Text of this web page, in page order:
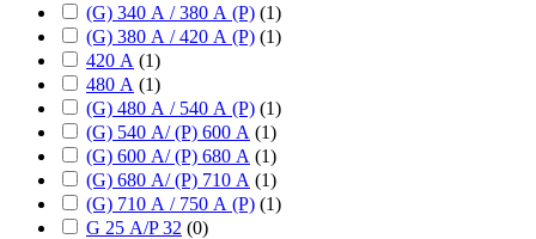
(G) 340 А / 380 А (P) (1)
(G) 380 А / 420 А (P) (1)
420 А (1)
480 А (1)
(G) 480 А / 540 А (P) (1)
(G) 540 А/ (P) 600 А (1)
(G) 600 А/ (P) 680 А (1)
(G) 680 А/ (P) 710 А (1)
(G) 710 А / 750 А (P) (1)
G 25 А/P 32 (0)